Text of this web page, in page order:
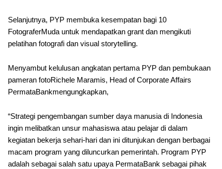
Selanjutnya, PYP membuka kesempatan bagi 10
FotograferMuda untuk mendapatkan grant dan mengikuti
pelatihan fotografi dan visual storytelling.
Menyambut kelulusan angkatan pertama PYP dan pembukaan
pameran fotoRichele Maramis, Head of Corporate Affairs
PermataBankmengungkapkan,
“Strategi pengembangan sumber daya manusia di Indonesia
ingin melibatkan unsur mahasiswa atau pelajar di dalam
kegiatan bekerja sehari-hari dan ini ditunjukan dengan berbagai
macam program yang diluncurkan pemerintah. Program PYP
adalah sebagai salah satu upaya PermataBank sebagai pihak